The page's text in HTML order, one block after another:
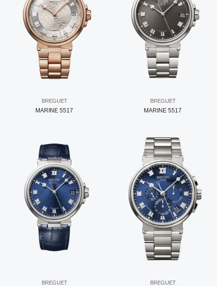
BREGUET
MARINE 5517
BREGUET
MARINE 5517
BREGUET BREGUET